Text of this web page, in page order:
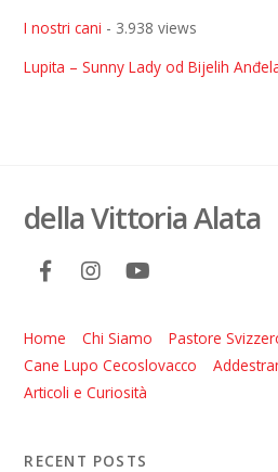
I nostri cani - 3.938 views
Lupita – Sunny Lady od Bijelih
della Vittoria Alata
Home Chi Siamo
Pastore
Cane Lupo Cecoslovacco
Articoli e Curiosità
RECENT POSTS